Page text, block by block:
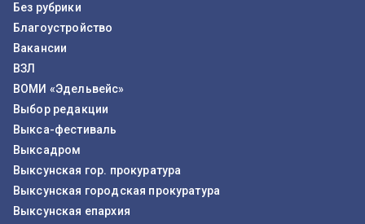
Без рубрики
Благоустройство
Вакансии
ВЗЛ
ВОМИ «Эдельвейс»
Выбор редакции
Выкса-фестиваль
Выксадром
Выксунская гор. прокуратура
Выксунская городская прокуратура
Выксунская епархия